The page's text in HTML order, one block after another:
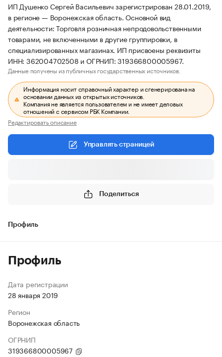
ИП Душенко Сергей Васильевич зарегистрирован 28.01.2019,
в регионе — Воронежская область. Основной вид
деятельности: Торговля розничная непродовольственными
товарами, не включенными в другие группировки, в
специализированных магазинах. ИП присвоены реквизиты
ИНН: 362004702508 и ОГРНИП: 319366800005967.
Данные получены из публичных государственных источников.
Информация носит справочный характер и сгенерирована на
основании данных из открытых источников.
Компания не является пользователем и не имеет деловых
отношений с сервисом РБК Компании.
Редактировать описание
Управлять страницей
Поделиться
Профиль
Профиль
Дата регистрации
28 января 2019
Регион
Воронежская область
ОГРНИП
319366800005967